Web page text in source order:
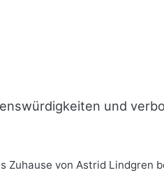
und
von Astrid Lindgren